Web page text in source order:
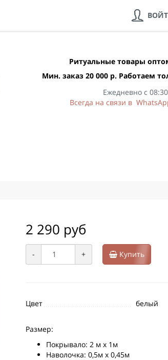
Ритуальные товары
Мин. заказ 20 000 р. Работаем
Ежедневно с
Всегда на связи в
2 290 руб
- + Купить
Цвет белый
Размер:
Покрывало: 2 м х 1м
Наволочка: 0,5м х 0,45м